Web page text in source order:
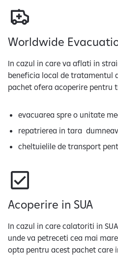
Worldwide
In cazul in care va aflati in
beneficia local de tratamentul
pachet ofera acoperire pentru
evacuarea spre o unitate
repatrierea in tara
cheltuielile de transport
Acoperire in SUA
In cazul in care calatoriti in
unde va petreceti cea mai
opta pentru acest pachet care